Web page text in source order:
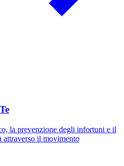
la prevenzione degli infortuni e il
il movimento